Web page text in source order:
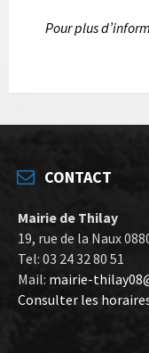
Pour plus
CONTACT
Mairie de Thilay
19, rue de la Naux
Tel: 03 24 32 80 51
Mail: mairie-
Consulter les